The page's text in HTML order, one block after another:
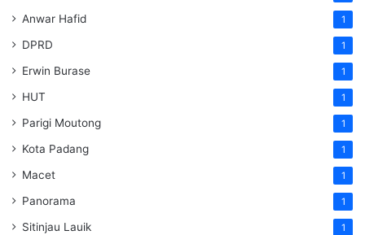
Anwar Hafid 1
DPRD 1
Erwin Burase 1
HUT 1
Parigi Moutong 1
Kota Padang 1
Macet 1
Panorama 1
Sitinjau Lauik 1